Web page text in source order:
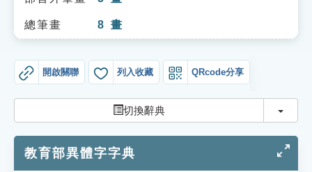
單字索引
貓頭鷹博士
總筆畫 8 畫
開啟關聯 列入收藏 QRcode分享
切換辭典 切換
教育部異體字字典